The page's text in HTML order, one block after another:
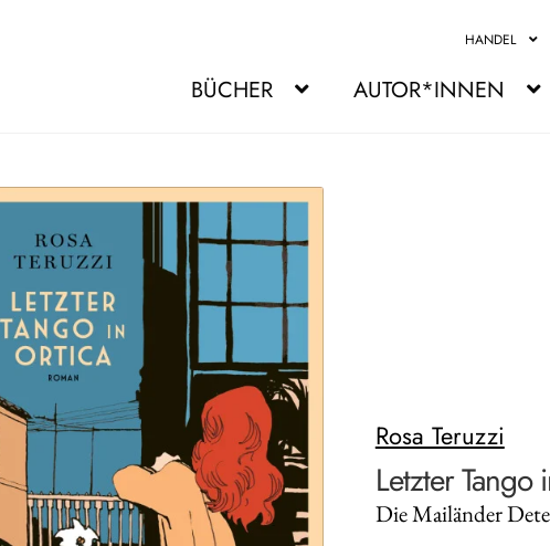
HANDEL
BÜCHER AUTOR*INNEN
Rosa Teruzzi
Letzter Tango
Die Mailänder